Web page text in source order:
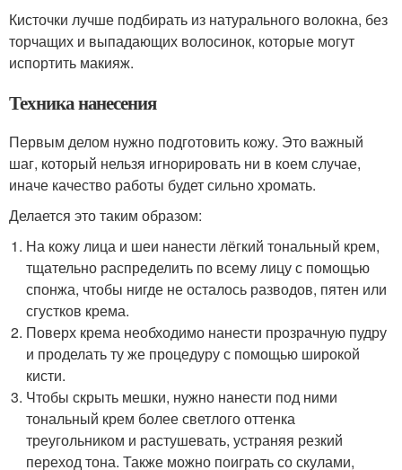
Кисточки лучше подбирать из натурального волокна, без
торчащих и выпадающих волосинок, которые могут
испортить макияж.
Техника нанесения
Первым делом нужно подготовить кожу. Это важный
шаг, который нельзя игнорировать ни в коем случае,
иначе качество работы будет сильно хромать.
Делается это таким образом:
На кожу лица и шеи нанести лёгкий тональный крем,
тщательно распределить по всему лицу с помощью
спонжа, чтобы нигде не осталось разводов, пятен или
сгустков крема.
Поверх крема необходимо нанести прозрачную пудру
и проделать ту же процедуру с помощью широкой
кисти.
Чтобы скрыть мешки, нужно нанести под ними
тональный крем более светлого оттенка
треугольником и растушевать, устраняя резкий
переход тона. Также можно поиграть со скулами,